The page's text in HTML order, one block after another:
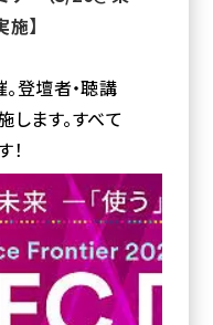
ポッ
のノウハウを提供する
施】
。登壇者・聴講
ます。すべて